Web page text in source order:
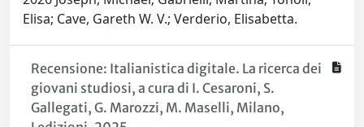
Elisa; Cave, Gareth W. V.; Verderio, Elisabetta.
Recensione: Italianistica digitale. La ricerca dei
giovani studiosi, a cura di I. Cesaroni, S.
Gallegati, G. Marozzi, M. Maselli, Milano,